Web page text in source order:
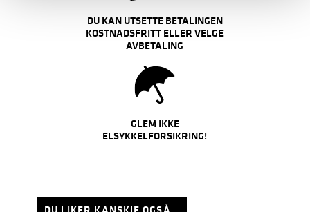
DU KAN UTSETTE BETALINGEN
KOSTNADSFRITT ELLER VELGE
AVBETALING
GLEM IKKE
ELSYKKELFORSIKRING!